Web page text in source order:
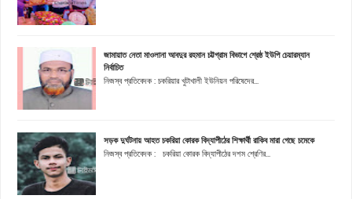
জামায়াত নেতা মাওলানা আবদুর রহমান চট্টগ্রাম বিভাগে শ্রেষ্ঠ ইউপি চেয়ারম্যান
নির্বাচিত
নিজস্ব প্রতিবেদক : চকরিয়ার খুটাখালী ইউনিয়ন পরিষেদের...
সড়ক দুর্ঘটনায় আহত চকরিয়া কোরক বিদ্যাপীঠের শিক্ষার্থী রাকিব মারা গেছে চমেকে
নিজস্ব প্রতিবেদক : চকরিয়া কোরক বিদ্যাপীঠের দশম শ্রেণির...